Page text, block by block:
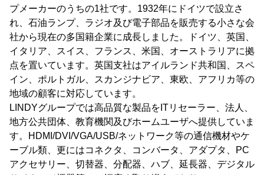
プメーカーのうちの1社です。1932年にドイツで設立さ
れ、石油ランプ、ラジオ及び電子部品を販売する小さな会
社から現在の多国籍企業に成長しました。ドイツ、英国、
イタリア、スイス、フランス、米国、オーストラリアに拠
点を置いています。英国支社はアイルランド共和国、スペ
イン、ポルトガル、スカンジナビア、東欧、アフリカ等の
地域の顧客に対応しています。
LINDYグループでは高品質な製品をITリセーラー、法人、
地方公共団体、教育機関及びホームユーザへ提供していま
す。HDMI/DVI/VGA/USB/ネットワーク等の通信機材やケ
ーブル類、更にはコネクタ、コンバータ、アダプタ、PC
アクセサリー、切替器、分配器、ハブ、延長器、デジタル